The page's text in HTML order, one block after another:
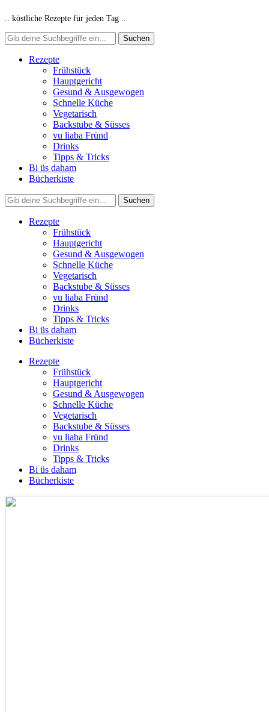
.. köstliche Rezepte für jeden Tag ..
Rezepte
Frühstück
Hauptgericht
Gesund & Ausgewogen
Schnelle Küche
Vegetarisch
Backstube & Süsses
vu liaba Fründ
Drinks
Tipps & Tricks
Bi üs daham
Bücherkiste
Rezepte
Frühstück
Hauptgericht
Gesund & Ausgewogen
Schnelle Küche
Vegetarisch
Backstube & Süsses
vu liaba Fründ
Drinks
Tipps & Tricks
Bi üs daham
Bücherkiste
Rezepte
Frühstück
Hauptgericht
Gesund & Ausgewogen
Schnelle Küche
Vegetarisch
Backstube & Süsses
vu liaba Fründ
Drinks
Tipps & Tricks
Bi üs daham
Bücherkiste